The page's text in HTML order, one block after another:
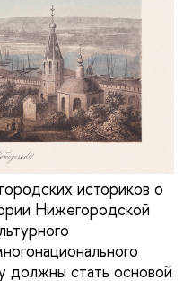
историков о
Нижегородской
должны стать основой